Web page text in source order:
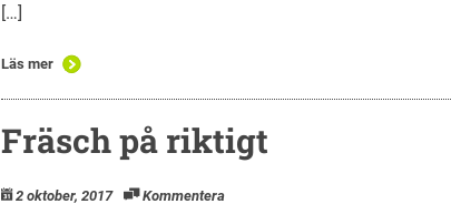
[…]
Läs mer
Fräsch på riktigt
2 oktober, 2017 Kommentera